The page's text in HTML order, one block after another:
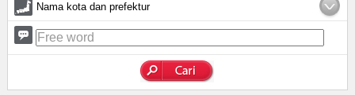
Nama kota dan prefektur